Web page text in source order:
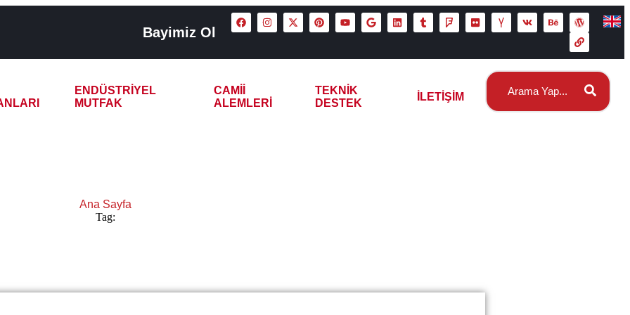
Bayimiz Ol
ENDÜSTRIYEL
MUTFAK
CAMII
ALEMLERI
TEKNIK
DESTEK
İLETIŞIM
Ana Sayfa
Tag: